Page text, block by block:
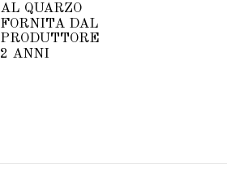
AL QUARZO
FORNITA DAL
PRODUTTORE
2 ANNI